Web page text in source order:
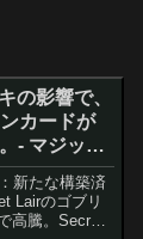
の影響で、
カードが
- マジッ
新たな構築済
Lairのゴブリ
高騰。Secret